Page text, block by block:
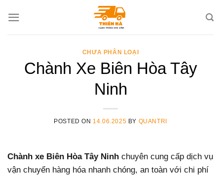
CHƯA PHÂN LOẠI
Chành Xe Biên Hòa Tây
Ninh
POSTED ON 14.06.2025 BY QUANTRI
Chành xe Biên Hòa Tây Ninh chuyên cung cấp dịch vụ
vận chuyển hàng hóa nhanh chóng, an toàn với chi phí